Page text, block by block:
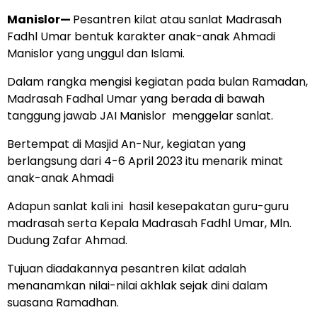
Manislor— Pesantren kilat atau sanlat Madrasah
Fadhl Umar bentuk karakter anak-anak Ahmadi
Manislor yang unggul dan Islami.
Dalam rangka mengisi kegiatan pada bulan Ramadan,
Madrasah Fadhal Umar yang berada di bawah
tanggung jawab JAI Manislor menggelar sanlat.
Bertempat di Masjid An-Nur, kegiatan yang
berlangsung dari 4-6 April 2023 itu menarik minat
anak-anak Ahmadi
Adapun sanlat kali ini hasil kesepakatan guru-guru
madrasah serta Kepala Madrasah Fadhl Umar, Mln.
Dudung Zafar Ahmad.
Tujuan diadakannya pesantren kilat adalah
menanamkan nilai-nilai akhlak sejak dini dalam
suasana Ramadhan.